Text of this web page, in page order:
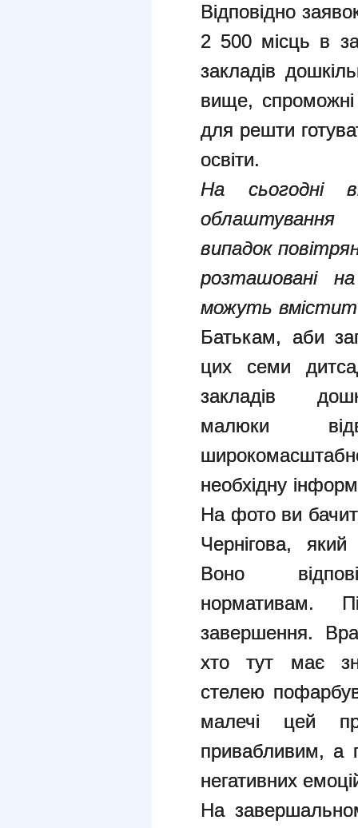
Відповідно
2 500 місць в
закладів
вище,
для решти
освіти.
На сьогодні
облаштування
випадок
розташовані
можуть
Батькам, аби
цих семи
закладів
малюки
необхідну
На фото ви
Чернігова,
Воно
нормативам.
завершення.
хто тут має
стелею
малечі цей
привабливим, а
негативних
На